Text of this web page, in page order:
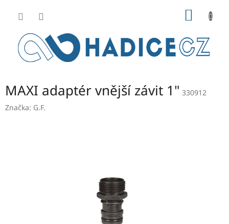
MAXI adaptér vnější závit 1" 330912
Značka: G.F.